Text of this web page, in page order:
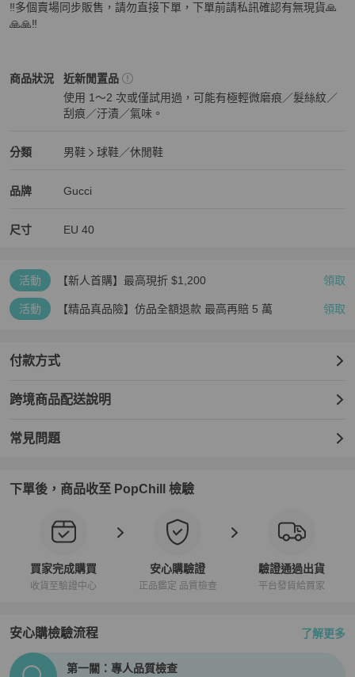
‼️多個賣場同步販售，請勿直接下單，下單前請私訊確認有無現貨🙏
🙏🙏‼️
商品狀況
Gucci男鞋 商品狀態與細節
近新閒置品
使用 1～2 次或僅試用過，可能有極輕微磨痕／髮絲紋／
刮痕／汙漬／氣味。
分類
Gucci 分類資訊
男鞋
球鞋／休閒鞋
品牌
Gucci 男鞋品牌介紹
Gucci
Gucci 推薦清單
尺寸 EU 40
活動 【新人首購】最高現折 $1,200 領取
活動 【精品真品險】仿品全額退款 最高再賠 5 萬 領取
付款方式
跨境商品配送說明
常見問題
下單後，商品收至 PopChill 檢驗
買家完成購買
收貨至驗證中心
安心購驗證
正品鑑定 品質檢查
驗證通過出貨
平台發貨給買家
安心購檢驗流程 了解更多
PopChill拍拍圈正品驗證、安心購檢驗流程介紹
第一關：專人品質檢查